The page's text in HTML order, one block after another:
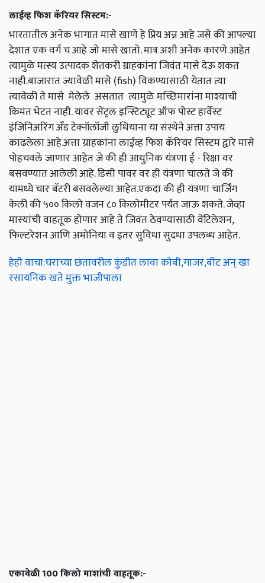
लाईव्ह फिश कॅरियर सिस्टम:-
भारतातील अनेक भागात मासे खाणे हे प्रिय अन्न आहे जसे की आपल्या
देशात एक वर्ग च आहे जो मासे खातो. मात्र अशी अनेक कारणे आहेत
त्यामुळे मत्स्य उत्पादक शेतकरी ग्राहकांना जिवंत मासे देऊ शकत
नाही.बाजारात ज्यावेळी मासे (fish) विकण्यासाठी येतात त्या
त्यावेळी ते मासे मेलेले असतात त्यामुळे मच्छिमारांना माश्याची
किमंत भेटत नाही. यावर सेंट्रल इन्स्टिट्यूट ऑफ पोस्ट हार्वेस्ट
इंजिनिअरिंग अँड टेक्नॉलॉजी लुधियाना या संस्थेने अत्ता उपाय
काढलेला आहे.अत्ता ग्राहकांना लाईव्ह फिश कॅरियर सिस्टम द्वारे मासे
पोहचवले जाणार आहेत जे की ही आधुनिक यंत्रणा ई - रिक्षा वर
बसवण्यात आलेली आहे. डिसी पावर वर ही यंत्रणा चालते जे की
यामध्ये चार बॅटरी बसवलेल्या आहेत.एकदा की ही यंत्रणा चार्जिंग
केली की ५०० किलो वजन ८० किलोमीटर पर्यंत जाऊ शकते. जेव्हा
मास्यांची वाहतूक होणार आहे ते जिवंत ठेवण्यासाठी वेंटिलेशन,
फिल्टरेशन आणि अमोनिया व इतर सुविधा सुदधा उपलब्ध आहेत.
हेही वाचा:घराच्या छतावरील कुंडीत लावा कोबी,गाजर,बीट अन् खा
रसायनिक खते मुक्त भाजीपाला
एकावेळी 100 किलो माशांची वाहतूक:-